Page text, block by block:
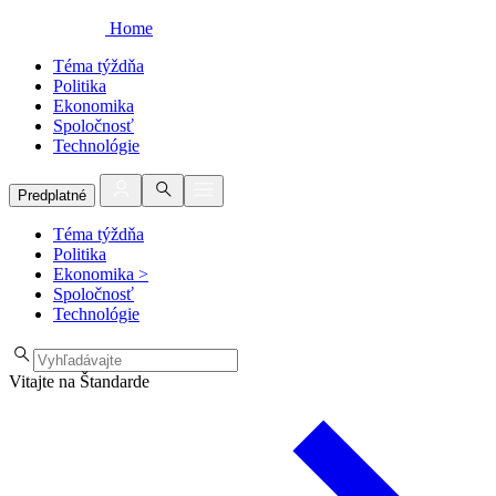
Home
Téma týždňa
Politika
Ekonomika
Spoločnosť
Technológie
Predplatné
Téma týždňa
Politika
Ekonomika >
Spoločnosť
Technológie
Vitajte na Štandarde